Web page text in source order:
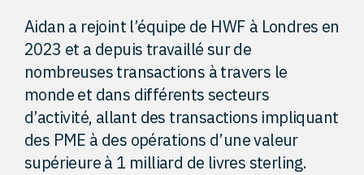
Aidan a rejoint l’équipe de HWF à Londres en
2023 et a depuis travaillé sur de
nombreuses transactions à travers le
monde et dans différents secteurs
d’activité, allant des transactions impliquant
des PME à des opérations d’une valeur
supérieure à 1 milliard de livres sterling.